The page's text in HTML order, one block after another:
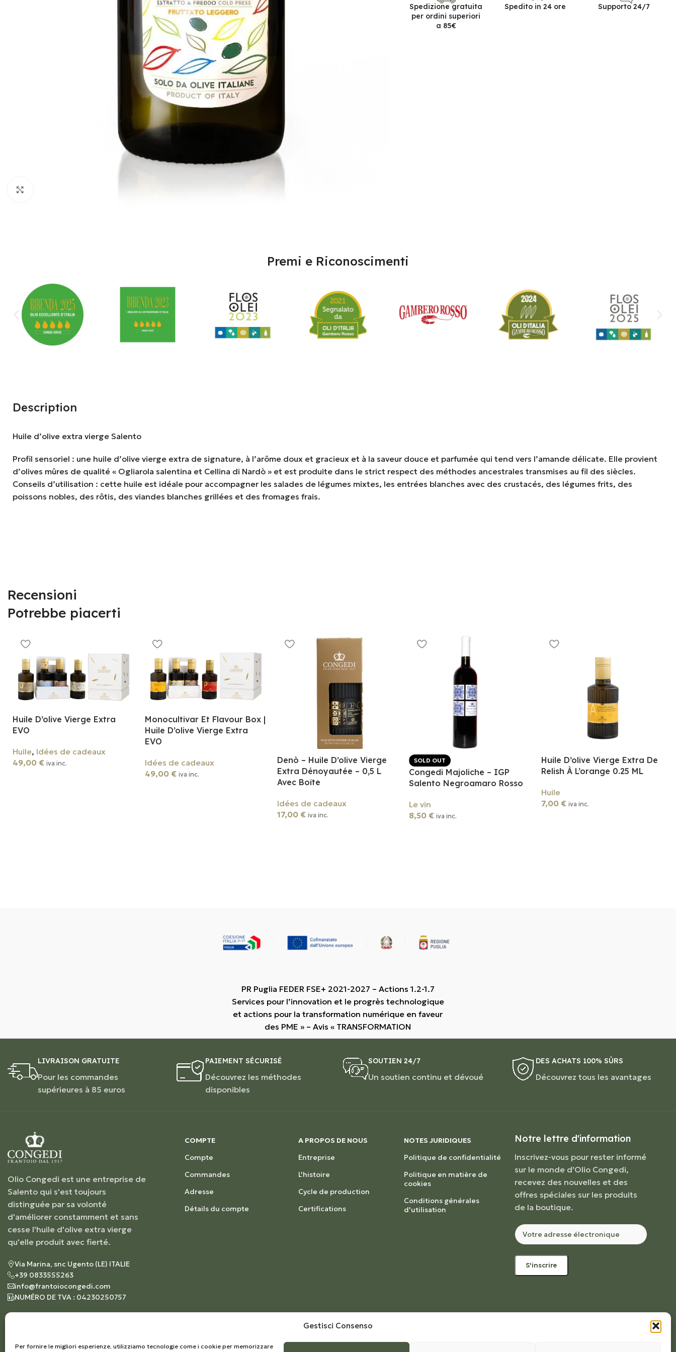
Gestisci Consenso
Per fornire le migliori esperienze, utilizziamo tecnologie come i cookie per memorizzare
Spedizione gratuita
per ordini superiori
a 85€
Spedito in 24 ore Supporto 24/7
Premi e Riconoscimenti
Description
Huile d’olive extra vierge Salento
Profil sensoriel : une huile d’olive vierge extra de signature, à l’arôme doux et gracieux et à la saveur douce et parfumée qui tend vers l’amande délicate. Elle provient
d’olives mûres de qualité « Ogliarola salentina et Cellina di Nardò » et est produite dans le strict respect des méthodes ancestrales transmises au fil des siècles.
Conseils d’utilisation : cette huile est idéale pour accompagner les salades de légumes mixtes, les entrées blanches avec des crustacés, des légumes frits, des
poissons nobles, des rôtis, des viandes blanches grillées et des fromages frais.
Recensioni
Potrebbe piacerti
Huile D’olive Vierge Extra
EVO
Huile, Idées de cadeaux
49,00 € iva inc.
Monocultivar Et Flavour Box |
Huile D’olive Vierge Extra
EVO
Idées de cadeaux
49,00 € iva inc.
Denò – Huile D’olive Vierge
Extra Dénoyautée – 0,5 L
Avec Boîte
Idées de cadeaux
17,00 € iva inc.
SOLD OUT
Congedi Majoliche – IGP
Salento Negroamaro Rosso
Le vin
8,50 € iva inc.
Huile D’olive Vierge Extra De
Relish À L’orange 0.25 ML
Huile
7,00 € iva inc.
PR Puglia FEDER FSE+ 2021-2027 – Actions 1.2-1.7
Services pour l’innovation et le progrès technologique
et actions pour la transformation numérique en faveur
des PME » – Avis « TRANSFORMATION
LIVRAISON GRATUITE
Pour les commandes
supérieures à 85 euros
PAIEMENT SÉCURISÉ
Découvrez les méthodes
disponibles
SOUTIEN 24/7
Un soutien continu et dévoué
DES ACHATS 100% SÛRS
Découvrez tous les avantages
Olio Congedi est une entreprise de
Salento qui s'est toujours
distinguée par sa volonté
d'améliorer constamment et sans
cesse l'huile d'olive extra vierge
qu'elle produit avec fierté.
Via Marina, snc Ugento (LE) ITALIE
+39 0833555263
info@frantoiocongedi.com
NUMÉRO DE TVA : 04230250757
COMPTE
Compte
Commandes
Adresse
Détails du compte
A PROPOS DE NOUS
Entreprise
L'histoire
Cycle de production
Certifications
NOTES JURIDIQUES
Politique de confidentialité
Politique en matière de
cookies
Conditions générales
d'utilisation
Notre lettre d'information
Inscrivez-vous pour rester informé
sur le monde d'Olio Congedi,
recevez des nouvelles et des
offres spéciales sur les produits
de la boutique.
© 2026Frantoio Congedi- Tous droits réservés | Développé parKreo Studio